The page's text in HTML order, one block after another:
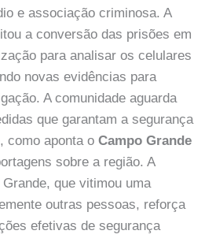
e associação criminosa. A
a conversão das prisões em
para analisar os celulares
novas evidências para
A comunidade aguarda
que garantam a segurança
como aponta oCampo Grande
sobre a região. A
que vitimou uma
outras pessoas, reforça
efetivas de segurança